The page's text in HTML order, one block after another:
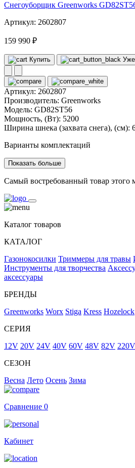
Снегоуборщик Greenworks
Артикул: 2602807
159 990 ₽
Купить
Артикул: 2602807
Производитель: Greenworks
Модель: GD82ST56
Мощность, (Вт): 5200
Ширина шнека (захвата снега), (см):
Варианты комплектаций
Показать больше
Самый востребованный товар этого
Каталог товаров
КАТАЛОГ
Газонокосилки Триммеры для травы
Инструменты для творчества
аксессуары
БРЕНДЫ
Greenworks Worx Stiga Kress Hozelock
СЕРИЯ
12V 20V 24V 40V 60V 48V 82V 220V
СЕЗОН
Весна Лето Осень Зима
Сравнение 0
Кабинет